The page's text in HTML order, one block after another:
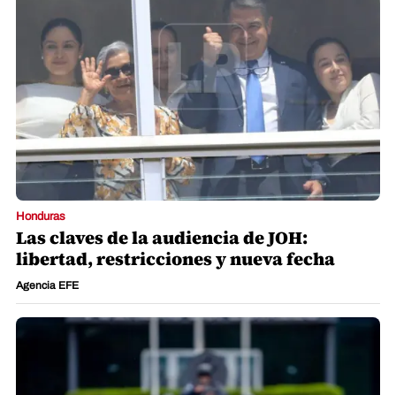
Honduras
Las claves de la audiencia de JOH:
libertad, restricciones y nueva fecha
Agencia EFE